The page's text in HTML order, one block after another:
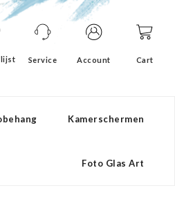
Service Account Cart
Kamerschermen
Foto Glas Art